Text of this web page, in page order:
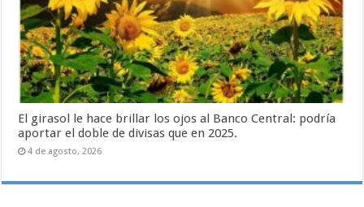
El girasol le hace brillar los ojos al Banco Central: podría
aportar el doble de divisas que en 2025.
4 de agosto, 2026